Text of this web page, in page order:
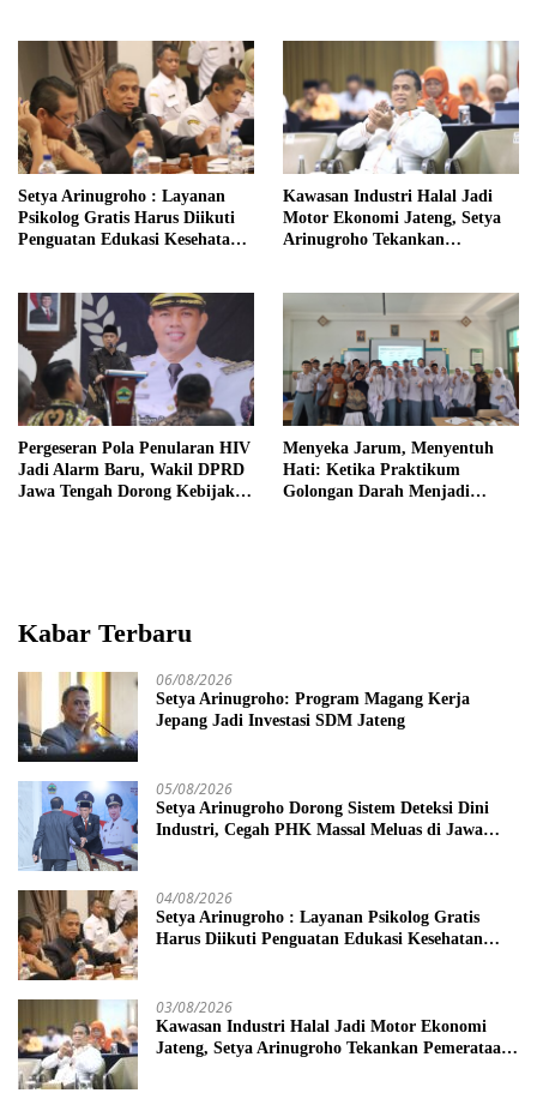
Setya Arinugroho : Layanan
Psikolog Gratis Harus Diikuti
Penguatan Edukasi Kesehatan
Kawasan Industri Halal Jadi
Motor Ekonomi Jateng, Setya
Arinugroho Tekankan
Pergeseran Pola Penularan HIV
Jadi Alarm Baru, Wakil DPRD
Jawa Tengah Dorong Kebijakan
Menyeka Jarum, Menyentuh
Hati: Ketika Praktikum
Golongan Darah Menjadi
Kabar Terbaru
06/08/2026
Setya Arinugroho: Program Magang Kerja
Jepang Jadi Investasi SDM Jateng
05/08/2026
Setya Arinugroho Dorong Sistem Deteksi Dini
Industri, Cegah PHK Massal Meluas di Jawa
04/08/2026
Setya Arinugroho : Layanan Psikolog Gratis
Harus Diikuti Penguatan Edukasi Kesehatan
03/08/2026
Kawasan Industri Halal Jadi Motor Ekonomi
Jateng, Setya Arinugroho Tekankan Pemerataan